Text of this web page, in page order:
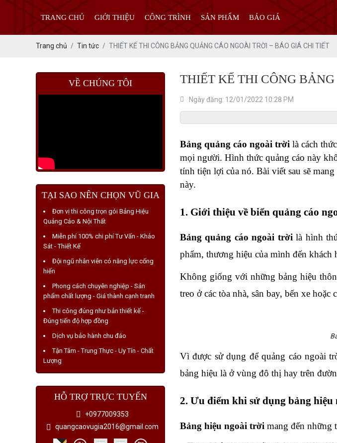
TRANG CHỦ GIỚI THIỆU CÔNG TRÌNH SẢN PHẨM BÁO GIÁ
Trang chủ Tin tức THIẾT KẾ THI CÔNG BẢNG QUẢNG CÁO NGOÀI TRỜI – BÁO GIÁ CHI TIẾT
VỀ CHÚNG TÔI
TẠI SAO NÊN CHỌN VŨ GIA
Đơn vị thi công trọn gói Bảng Hiệu
Quảng Cáo & Nội Thất
Miễn phí 100% chi phí Tư Vấn - Khảo
Sát - Thiết Kế
Đội ngũ nhân viên có năng lực cống
hiến
Phong cách chuyên nghiệp - Sản
phẩm chất lượng - Giá thành cạnh tranh
Thi công đúng như bản thiết kế -
Đúng tiến độ hợp đồng
Dịch vụ bảo hành chu đáo
Tận Tâm - Trung Thực - Uy Tín - Chất
Lượng
HỖ TRỢ TRỰC TUYẾN
+0977009353
quangcaovugia2016@gmail.com
THIẾT KẾ THI CÔNG
Ngày đăng: 12/01/2022 10:28 PM
Bảng quảng cáo ngoài trời là cách
mọi người. Hình thức quảng cáo này
tính tiện lợi của nó. Bài viết sau sẽ
này.
1. Giới thiệu về biển quảng cáo
Bảng quảng cáo ngoài trời là hình
phẩm, thương hiệu của mình đến khách
Không giống với những bảng hiệu
treo ở các tòa nhà, sân bay, bến xe
Vì được sử dụng để quảng cáo ngoài
bảng hiệu là ở vùng đô thị hay trên
2. Ưu điểm khi sử dụng bảng
Bảng hiệu ngoài trời mang đến những